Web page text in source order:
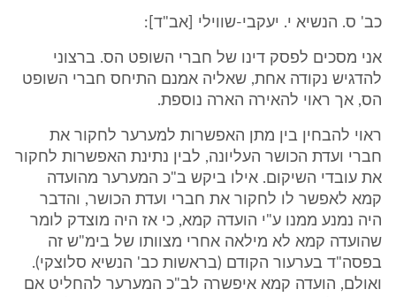
כב' ס. הנשיא י. יעקבי-שווילי [אב"ד]:
אני מסכים לפסק דינו של חברי השופט הס. ברצוני
להדגיש נקודה אחת, שאליה אמנם התיחס חברי השופט
הס, אך ראוי להאירה הארה נוספת.
ראוי להבחין בין מתן האפשרות למערער לחקור את
חברי ועדת הכושר העליונה, לבין נתינת האפשרות לחקור
את עובדי השיקום. אילו ביקש ב"כ המערער מהועדה
קמא לאפשר לו לחקור את חברי ועדת הכושר, והדבר
היה נמנע ממנו ע"י הועדה קמא, כי אז היה מוצדק לומר
שהועדה קמא לא מילאה אחרי מצוותו של בימ"ש זה
בפסה"ד בערעור הקודם (בראשות כב' הנשיא סלוצקי).
ואולם, הועדה קמא איפשרה לב"כ המערער להחליט אם